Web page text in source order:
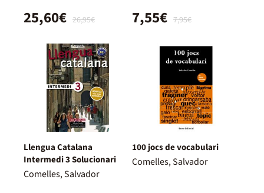
26,95€
25,60€ 7,95€
7,55€
Llengua Catalana
Intermedi 3 Solucionari
Comelles, Salvador
100 jocs de vocabulari
Comelles, Salvador